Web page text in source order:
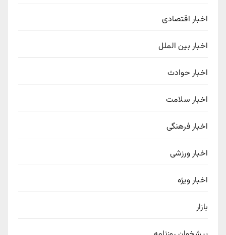
اخبار اقتصادی
اخبار بین الملل
اخبار حوادث
اخبار سلامت
اخبار فرهنگی
اخبار ورزشی
اخبار ویژه
بازار